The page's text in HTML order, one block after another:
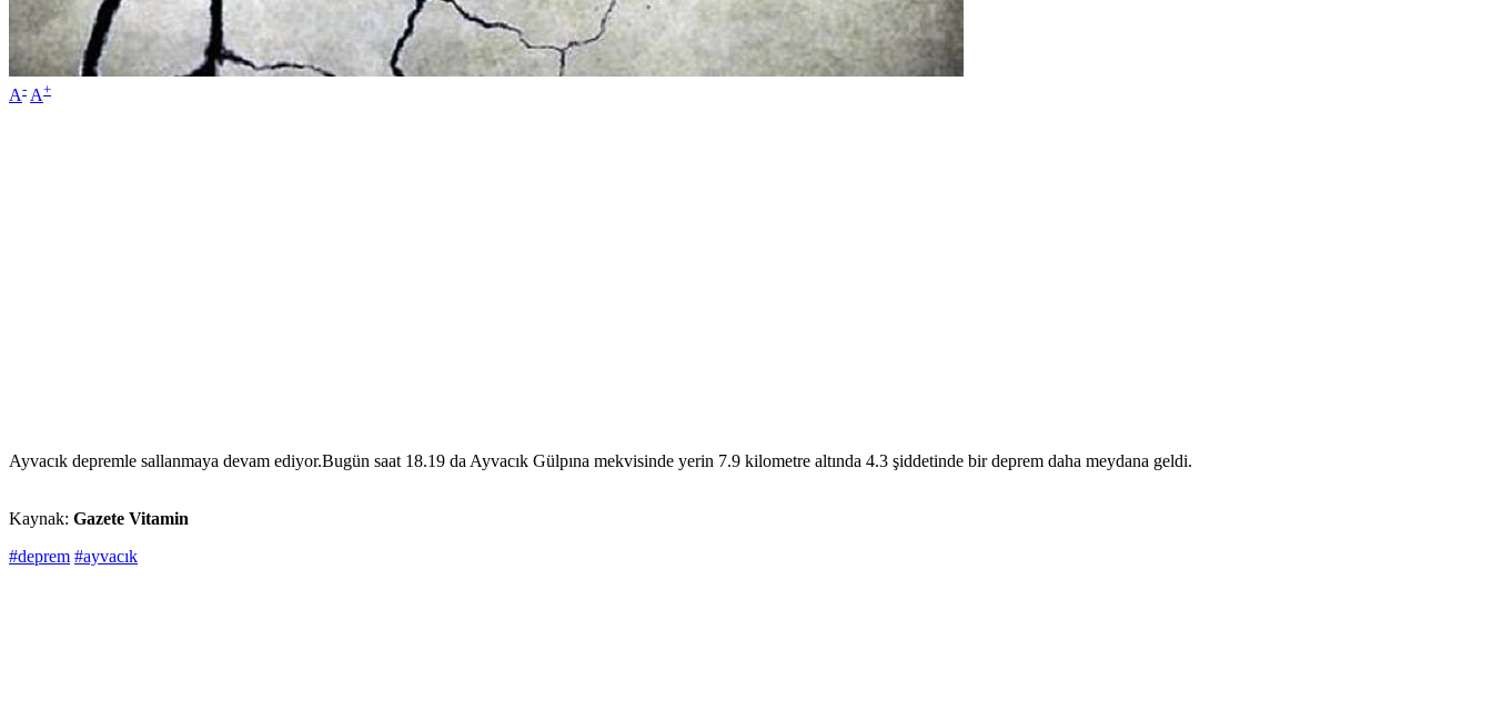
A- A+
Ayvacık depremle sallanmaya devam ediyor.Bugün saat 18.19 da Ayvacık Gülpına mekvisinde yerin 7.9 kilometre altında 4.3 şiddetinde bir deprem daha meydana geldi.
Kaynak: Gazete Vitamin
#deprem #ayvacık